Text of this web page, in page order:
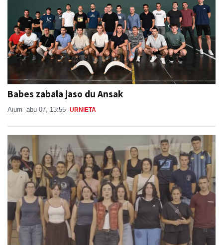
Babes zabala jaso du Ansak
Aiurri abu 07, 13:55 URNIETA